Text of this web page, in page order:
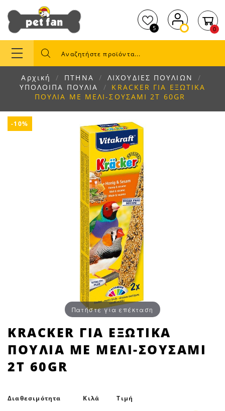
5 0
Αρχική ΠΤΗΝΑ
ΛΙΧΟΥΔΙΕΣ ΠΟΥΛΙΩΝ
ΥΠΟΛΟΙΠΑ ΠΟΥΛΙΑ
KRACKER ΓΙΑ ΕΞΩΤΙΚΑ
ΠΟΥΛΙΑ ΜΕ ΜΕΛΙ-ΣΟΥΣΑΜΙ 2Τ 60GR
-10%
Πατήστε για επέκταση
KRACKER
ΓΙΑ
ΕΞΩΤΙΚΑ
ΠΟΥΛΙΑ
ΣΟΥΣΑΜΙ
KRACKER ΓΙΑ ΕΞΩΤΙΚΑ
ΠΟΥΛΙΑ ΜΕ ΜΕΛΙ-ΣΟΥΣΑΜΙ
2Τ 60GR
Διαθεσιμότητα Κιλά Τιμή